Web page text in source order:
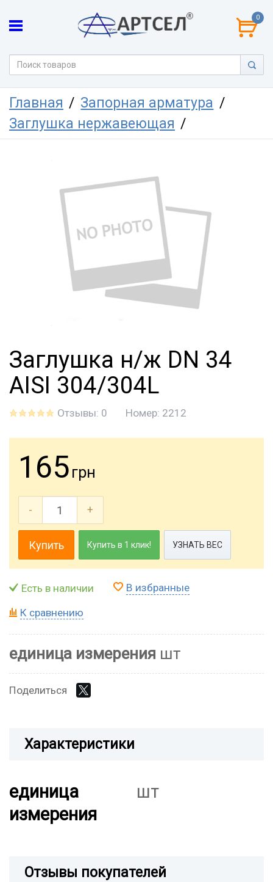
0
Главная
Запорная арматура
Заглушка нержавеющая
Заглушка н/ж DN 34
AISI 304/304L
Отзывы: 0 Номер: 2212
165 грн
- +
Купить Купить в 1 клик! УЗНАТЬ ВЕС
Есть в наличии В избранные
К сравнению
единица измерения шт
Поделиться
Характеристики
единица
измерения
шт
Отзывы покупателей